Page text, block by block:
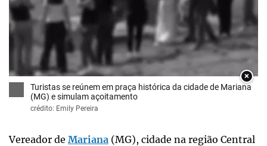
×
Turistas se reúnem em praça histórica da cidade de Mariana
(MG) e simulam açoitamento
crédito: Emily Pereira
Vereador de Mariana (MG), cidade na região Central